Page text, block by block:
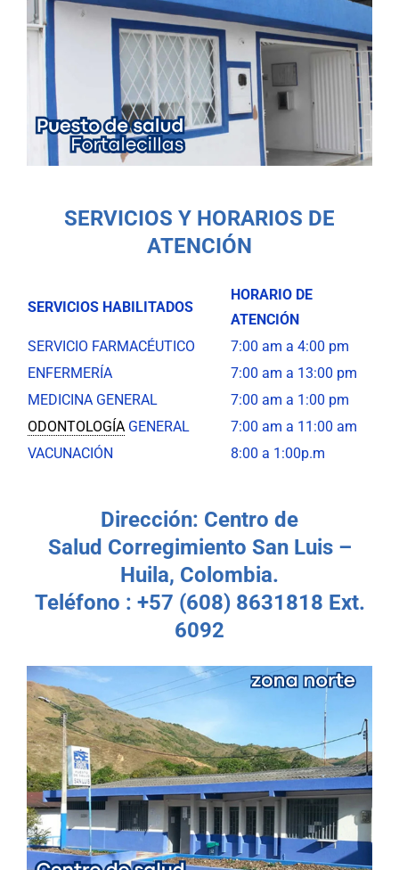
SERVICIOS Y HORARIOS DE
ATENCIÓN
SERVICIOS HABILITADOS
HORARIO DE
ATENCIÓN
SERVICIO FARMACÉUTICO
7:00 am a 4:00 pm
ENFERMERÍA
7:00 am a 13:00 pm
MEDICINA GENERAL
7:00 am a 1:00 pm
ODONTOLOGÍAGENERAL
7:00 am a 11:00 am
VACUNACIÓN
8:00 a 1:00p.m
Dirección: Centro de
Salud Corregimiento San Luis –
Huila, Colombia.
Teléfono : +57 (608) 8631818 Ext.
6092